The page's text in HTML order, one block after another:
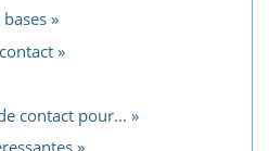
contact pour...